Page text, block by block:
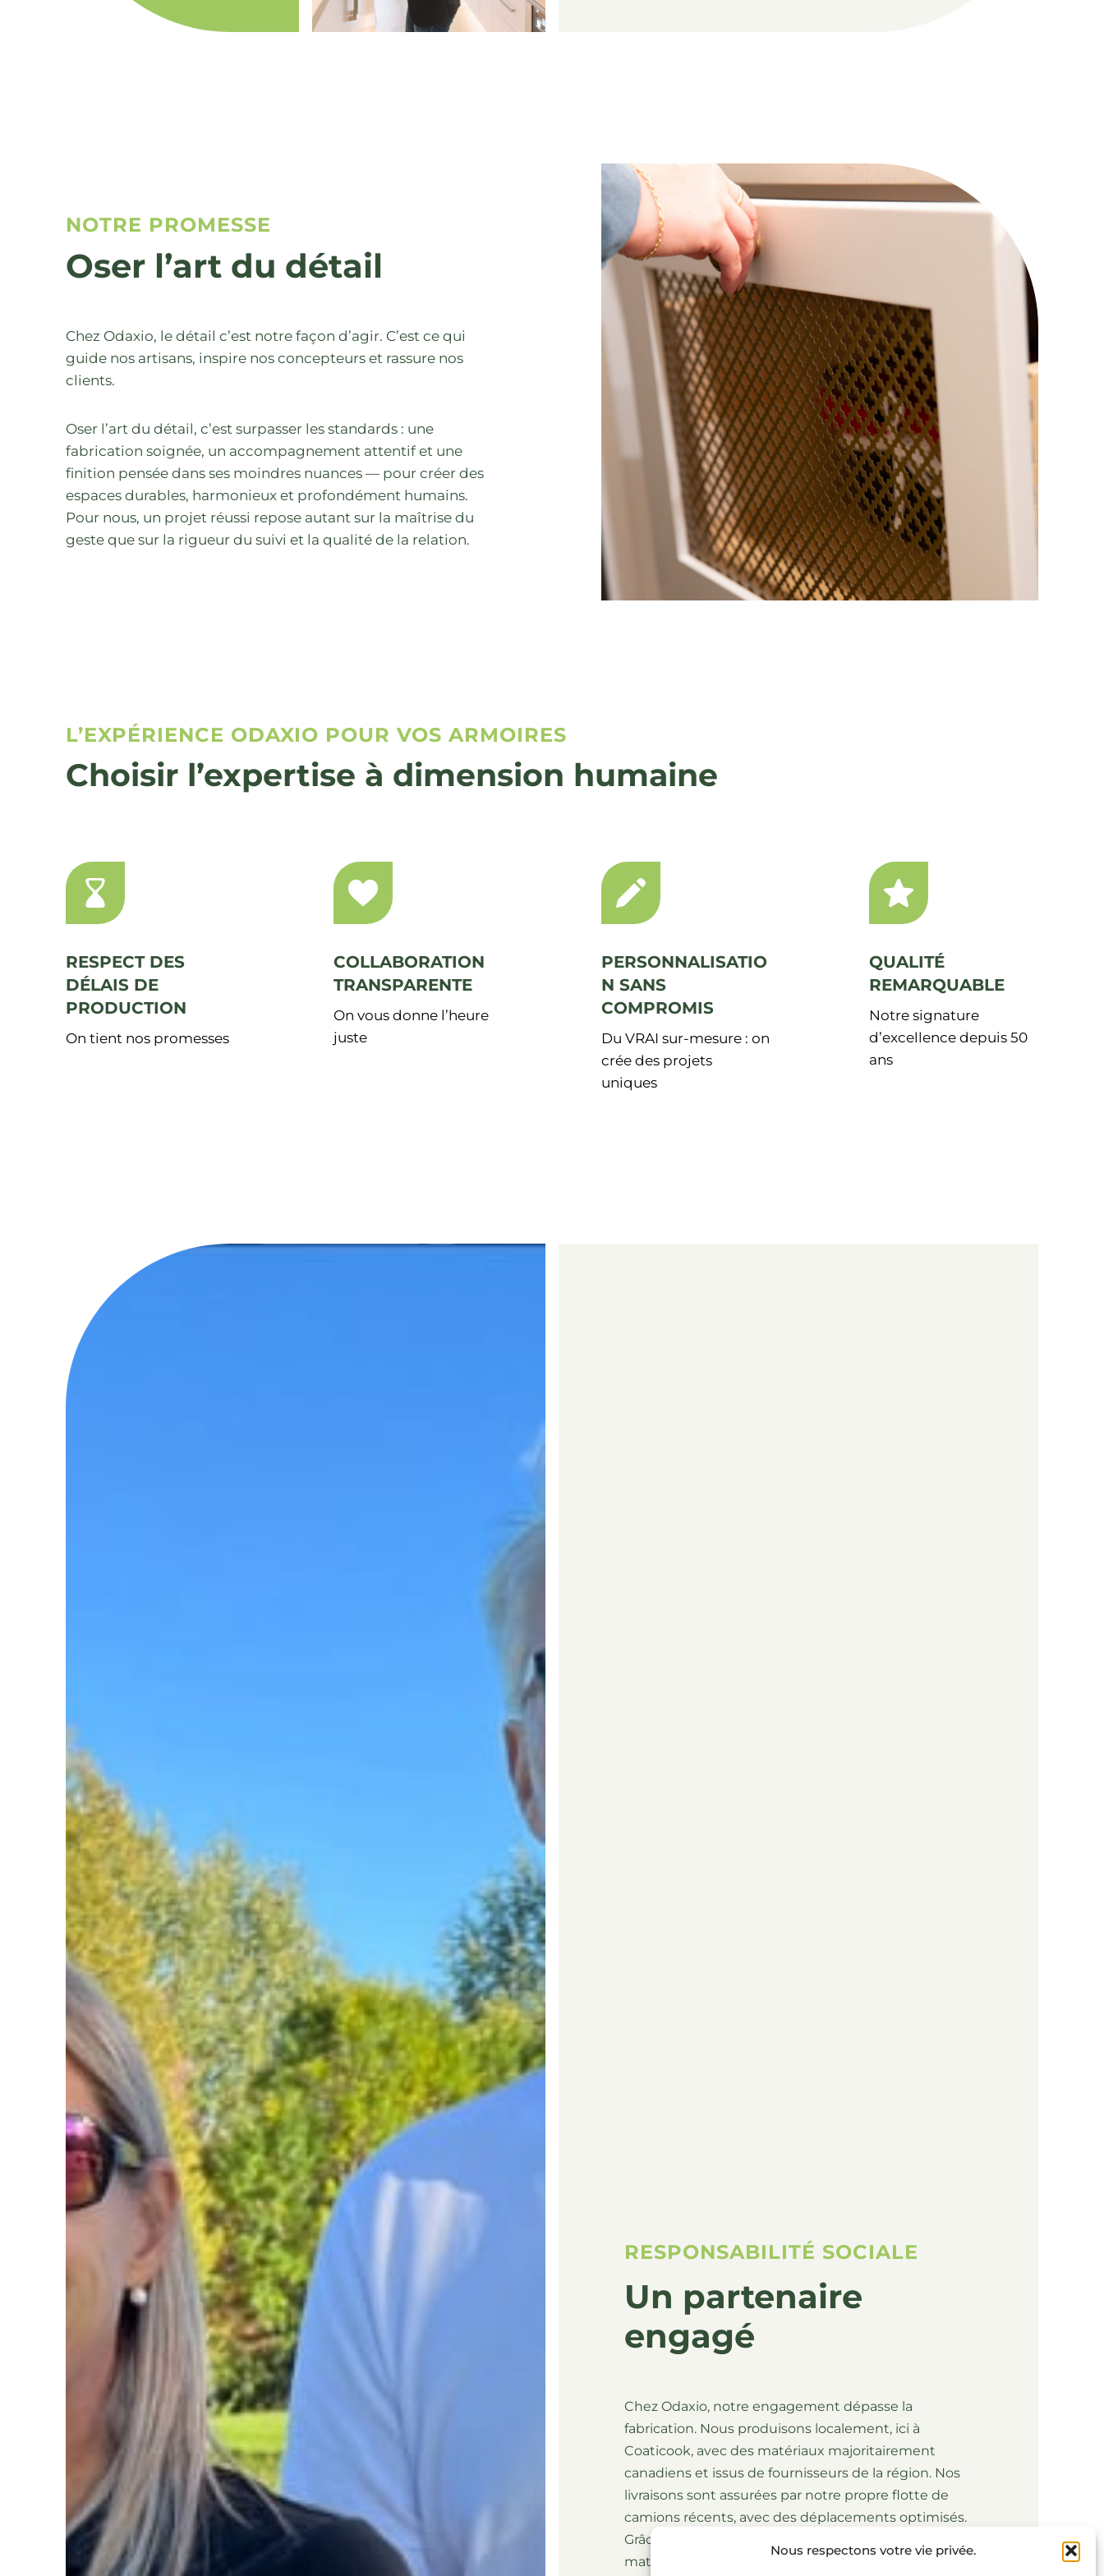
Nous respectons votre vie privée.
NOTRE PROMESSE
Oser l’art du détail
Chez Odaxio, le détail c’est notre façon d’agir. C’est ce qui
guide nos artisans, inspire nos concepteurs et rassure nos
clients.
Oser l’art du détail, c’est surpasser les standards : une
fabrication soignée, un accompagnement attentif et une
finition pensée dans ses moindres nuances — pour créer des
espaces durables, harmonieux et profondément humains.
Pour nous, un projet réussi repose autant sur la maîtrise du
geste que sur la rigueur du suivi et la qualité de la relation.
L’EXPÉRIENCE ODAXIO POUR VOS ARMOIRES
Choisir l’expertise à dimension humaine
RESPECT DES
DÉLAIS DE
PRODUCTION
On tient nos promesses
COLLABORATION
TRANSPARENTE
On vous donne l’heure
juste
PERSONNALISATIO
N SANS
COMPROMIS
Du VRAI sur-mesure : on
crée des projets
uniques
QUALITÉ
REMARQUABLE
Notre signature
d’excellence depuis 50
ans
RESPONSABILITÉ SOCIALE
Un partenaire
engagé
Chez Odaxio, notre engagement dépasse la
fabrication. Nous produisons localement, ici à
Coaticook, avec des matériaux majoritairement
canadiens et issus de fournisseurs de la région. Nos
livraisons sont assurées par notre propre flotte de
camions récents, avec des déplacements optimisés.
Grâce à nos procédés rigoureux et à l’usage de
matériaux de qualité, nous créons des meubles